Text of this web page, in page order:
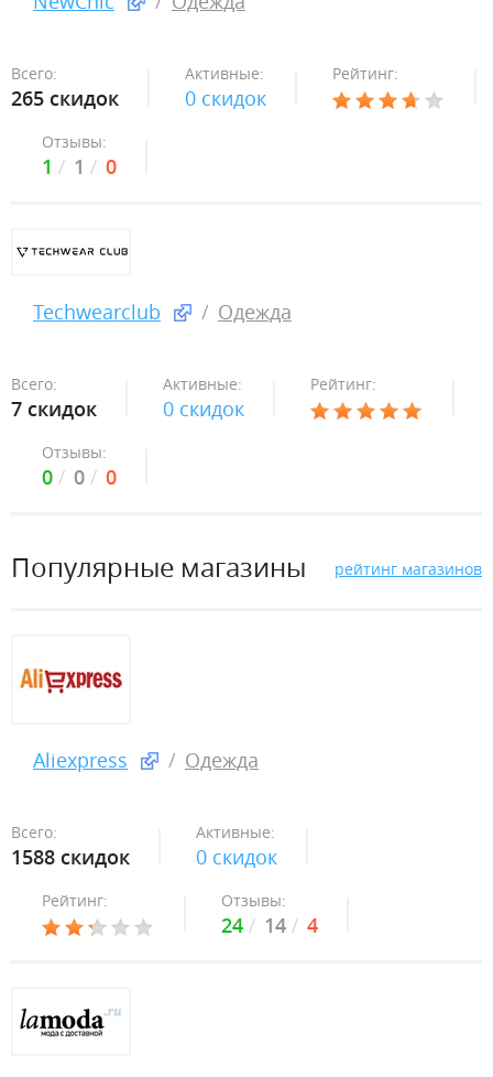
Всего:
265 скидок
Активные:
0 скидок
Рейтинг:
Отзывы:
1 1 0
Techwearclub Одежда
Всего:
7 скидок
Активные:
0 скидок
Рейтинг:
Отзывы:
0 0 0
Популярные магазины рейтинг магазинов
Aliexpress Одежда
Всего:
1588 скидок
Активные:
0 скидок
Рейтинг: Отзывы:
24 14 4